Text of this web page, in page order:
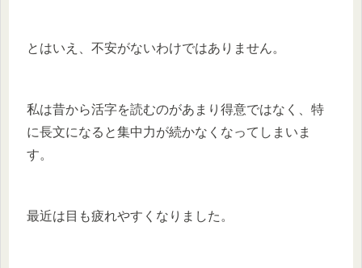
とはいえ、不安がないわけではありません。
私は昔から活字を読むのがあまり得意ではなく、特
に長文になると集中力が続かなくなってしまいま
す。
最近は目も疲れやすくなりました。